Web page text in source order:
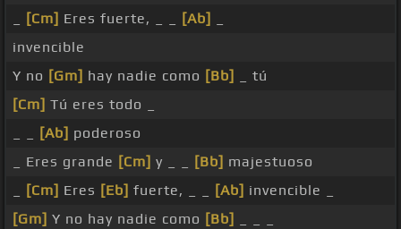
[Cm] Eres fuerte, _ _ [Ab]
invencible
Y no [Gm] hay nadie como [Bb]
_ tú
[Cm] Tú eres todo _
[Ab] poderoso
_ Eres grande [Cm] y _ _ [Bb] majestuoso
[Cm] Eres [Eb] fuerte, _ _ [Ab] invencible _
[Gm] Y no hay nadie como [Bb]